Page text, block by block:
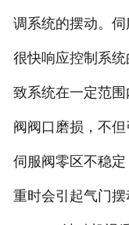
调系统的摆动。
很快响应控制系
致系统在一定范
阀阀口磨损，不
伺服阀零区不稳
重时会引起气门摆